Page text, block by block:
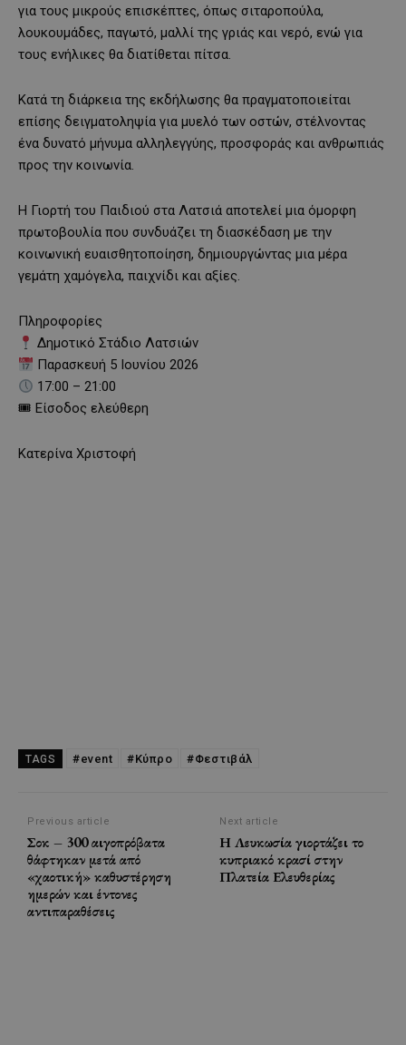
για τους μικρούς επισκέπτες, όπως σιταροπούλα,
λουκουμάδες, παγωτό, μαλλί της γριάς και νερό, ενώ για
τους ενήλικες θα διατίθεται πίτσα.
Κατά τη διάρκεια της εκδήλωσης θα πραγματοποιείται
επίσης δειγματοληψία για μυελό των οστών, στέλνοντας
ένα δυνατό μήνυμα αλληλεγγύης, προσφοράς και ανθρωπιάς
προς την κοινωνία.
Η Γιορτή του Παιδιού στα Λατσιά αποτελεί μια όμορφη
πρωτοβουλία που συνδυάζει τη διασκέδαση με την
κοινωνική ευαισθητοποίηση, δημιουργώντας μια μέρα
γεμάτη χαμόγελα, παιχνίδι και αξίες.
Πληροφορίες
Δημοτικό Στάδιο Λατσιών
Παρασκευή 5 Ιουνίου 2026
17:00 – 21:00
🎟 Είσοδος ελεύθερη
Κατερίνα Χριστοφή
TAGS #event #Κύπρο #Φεστιβάλ
Previous article
Σοκ – 300 αιγοπρόβατα
θάφτηκαν μετά από
«χαοτική» καθυστέρηση
ημερών και έντονες
αντιπαραθέσεις
Next article
Η Λευκωσία γιορτάζει το
κυπριακό κρασί στην
Πλατεία Ελευθερίας